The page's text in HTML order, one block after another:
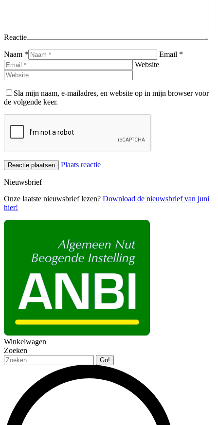
Reactie
Naam *
Email *
Website
Sla mijn naam, e-mailadres, en website op in mijn browser voor
de volgende keer.
Plaats reactie
Nieuwsbrief
Onze laatste nieuwsbrief lezen? Download de nieuwsbrief van juni
hier!
Winkelwagen
Zoeken
Zoeken: